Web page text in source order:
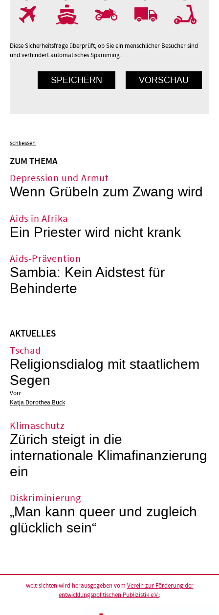
Diese Sicherheitsfrage überprüft, ob Sie ein menschlicher Besucher sind
und verhindert automatisches Spamming.
schliessen
ZUM THEMA
Depression und Armut
Wenn Grübeln zum Zwang wird
Aids in Afrika
Ein Priester wird nicht krank
Aids-Prävention
Sambia: Kein Aidstest für
Behinderte
AKTUELLES
Tschad
Religionsdialog mit staatlichem
Segen
Von:
Katja Dorothea Buck
Klimaschutz
Zürich steigt in die
internationale Klimafinanzierung
ein
Diskriminierung
„Man kann queer und zugleich
glücklich sein“
welt-sichten wird herausgegeben vom Verein zur Förderung der
entwicklungspolitischen Publizistik e.V.: